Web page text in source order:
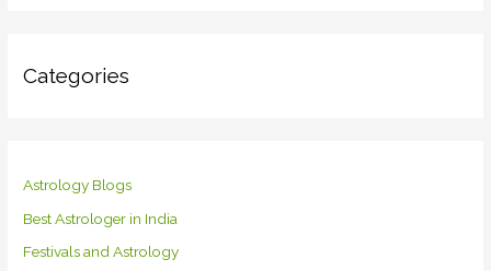
Categories
Astrology Blogs
Best Astrologer in India
Festivals and Astrology